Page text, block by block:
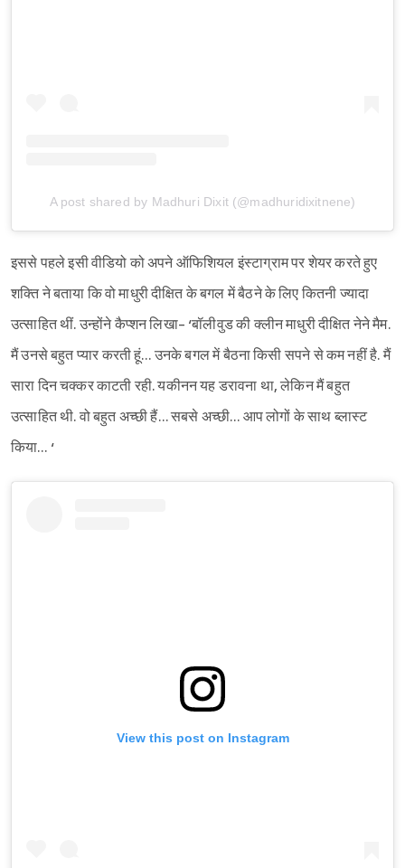
A post shared by Madhuri Dixit (@madhuridixitnene)
इससे पहले इसी वीडियो को अपने ऑफिशियल इंस्टाग्राम पर शेयर करते हुए
शक्ति ने बताया कि वो माधुरी दीक्षित के बगल में बैठने के लिए कितनी ज्यादा
उत्साहित थीं. उन्होंने कैप्शन लिखा- ‘बॉलीवुड की क्लीन माधुरी दीक्षित नेने मैम.
मैं उनसे बहुत प्यार करती हूं… उनके बगल में बैठना किसी सपने से कम नहीं है. मैं
सारा दिन चक्कर काटती रही. यकीनन यह डरावना था, लेकिन मैं बहुत
उत्साहित थी. वो बहुत अच्छी हैं… सबसे अच्छी… आप लोगों के साथ ब्लास्ट
किया… ‘
View this post on Instagram